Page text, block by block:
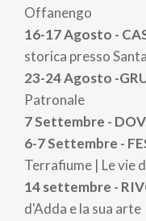
Offanengo
16-17 Agosto -
storica presso
23-24 Agosto -
Patronale
7 Settembre -
6-7 Settembre -
Terrafiume | Le vie
14 settembre -
d'Adda e la sua arte